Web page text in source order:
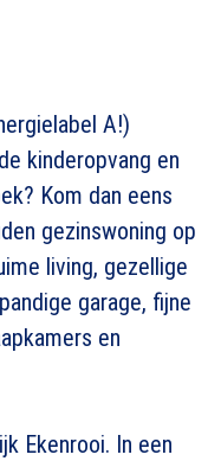
A!)
kinderopvang en
Kom dan eens
gezinswoning op
living, gezellige
garage, fijne
en
Ekenrooi. In een